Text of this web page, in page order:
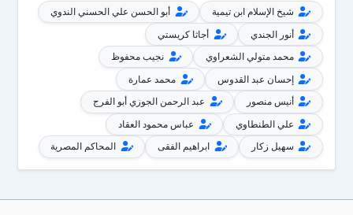
شيخ الإسلام ابن تيمية
أبو الحسن علي الحسني الندوي
أنور الجندي
أجاثا كريستي
محمد متولي الشعراوي
نجيب محفوظ
إحسان عبد القدوس
محمد عمارة
أنيس منصور
عبد الرحمن الجوزي أبو الفرج
علي الطنطاوي
عباس محمود العقاد
سهيل زكار
ابراهيم الفقى المحاكم المصرية